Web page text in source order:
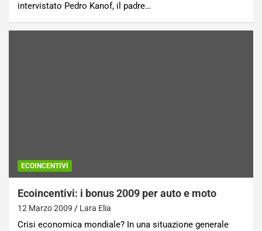
intervistato Pedro Kanof, il padre…
ECOINCENTIVI
Ecoincentivi: i bonus 2009 per auto e moto
12 Marzo 2009 Lara Elia
Crisi economica mondiale? In una situazione generale